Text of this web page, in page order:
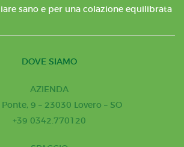
sano e per una colazione equilibrata
DOVE SIAMO
AZIENDA
9 – 23030 Lovero – SO
+39 0342.770120